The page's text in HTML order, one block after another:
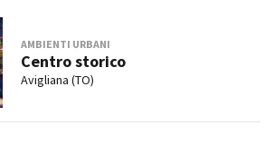
AMBIENTI URBANI
Centro storico
Avigliana (TO)